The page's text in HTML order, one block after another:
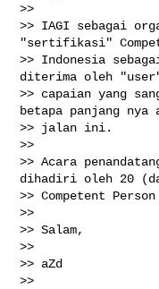
>>
>> IAGI sebagai
"sertifikasi"
>> Indonesia
diterima oleh
>> capaian yang
betapa panjang nya
>> jalan ini.
>>
>> Acara
dihadiri oleh 20
>> Competent
>>
>> Salam,
>>
>> aZd
>>